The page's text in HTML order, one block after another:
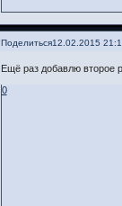
Поделиться12.02.2015
Ещё раз добавлю второе
0